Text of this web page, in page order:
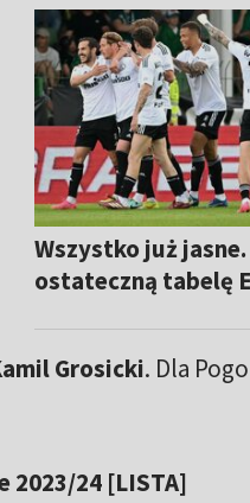
Wszystko już
ostateczną tabelę
Grosicki. Dla
2023/24 [LISTA]